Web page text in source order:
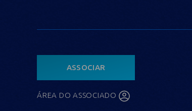
ASSOCIAR
ÁREA DO ASSOCIADO